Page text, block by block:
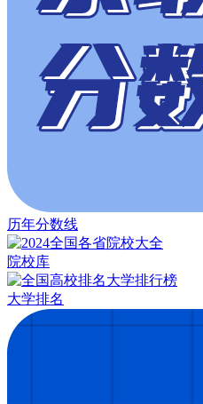
历年分数线
院校库
大学排名